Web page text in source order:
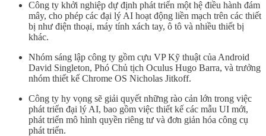
Công ty khởi nghiệp dự định phát triển một hệ điều hành đám
mây, cho phép các đại lý AI hoạt động liền mạch trên các thiết
bị như điện thoại, máy tính xách tay, ô tô và nhiều thiết bị
khác.
Nhóm sáng lập công ty gồm cựu VP Kỹ thuật của Android
David Singleton, Phó Chủ tịch Oculus Hugo Barra, và trưởng
nhóm thiết kế Chrome OS Nicholas Jitkoff.
Công ty hy vọng sẽ giải quyết những rào cản lớn trong việc
phát triển đại lý AI, bao gồm việc thiết kế các mẫu UI mới,
phát triển mô hình quyền riêng tư và đơn giản hóa công cụ
phát triển.